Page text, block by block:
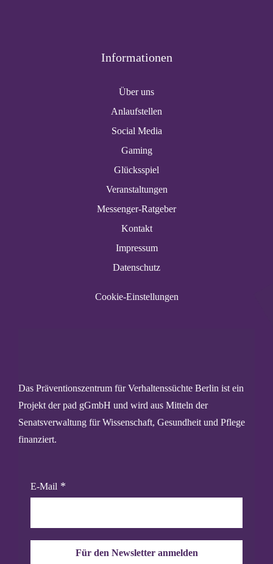
Informationen
Über uns
Anlaufstellen
Social Media
Gaming
Glücksspiel
Veranstaltungen
Messenger-Ratgeber
Kontakt
Impressum
Datenschutz
Cookie-Einstellungen
Das Präventionszentrum für Verhaltenssüchte Berlin ist ein
Projekt der pad gGmbH und wird aus Mitteln der
Senatsverwaltung für Wissenschaft, Gesundheit und Pflege
finanziert.
E-Mail
Für den Newsletter anmelden